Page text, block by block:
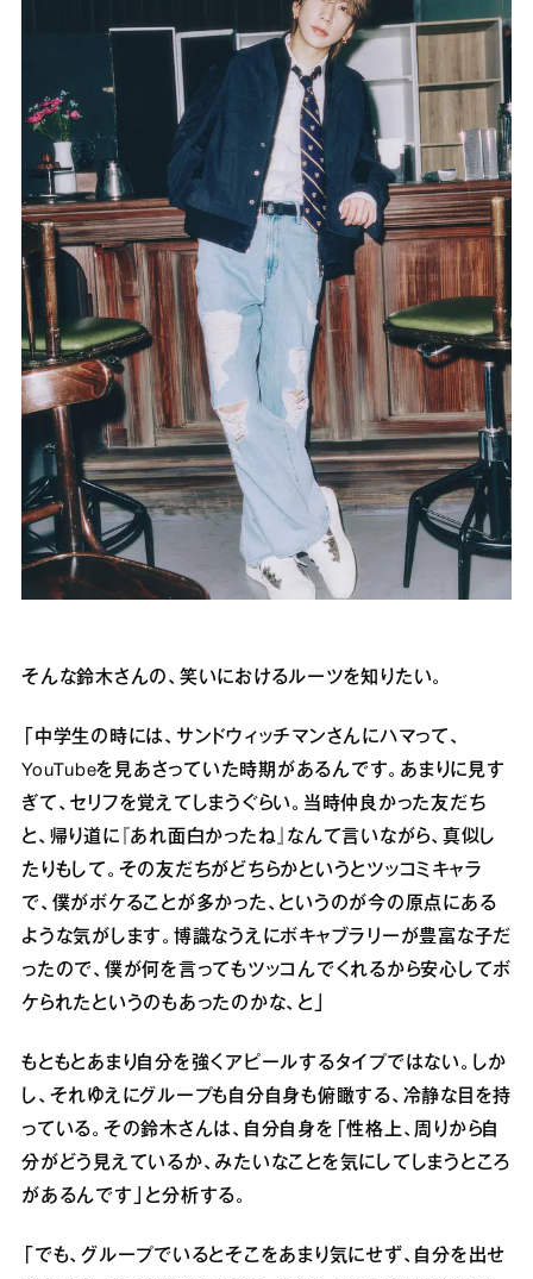
そんな鈴木さんの、笑いにおけるルーツを知りたい。
「中学生の時には、サンドウィッチマンさんにハマって、
YouTubeを見あさっていた時期があるんです。あまりに見す
ぎて、セリフを覚えてしまうぐらい。当時仲良かった友だち
と、帰り道に『あれ面白かったね』なんて言いながら、真似し
たりもして。その友だちがどちらかというとツッコミキャラ
で、僕がボケることが多かった、というのが今の原点にある
ような気がします。博識なうえにボキャブラリーが豊富な子だ
ったので、僕が何を言ってもツッコんでくれるから安心してボ
ケられたというのもあったのかな、と」
もともとあまり自分を強くアピールするタイプではない。しか
し、それゆえにグループも自分自身も俯瞰する、冷静な目を持
っている。その鈴木さんは、自分自身を「性格上、周りから自
分がどう見えているか、みたいなことを気にしてしまうところ
があるんです」と分析する。
「でも、グループでいるとそこをあまり気にせず、自分を出せ